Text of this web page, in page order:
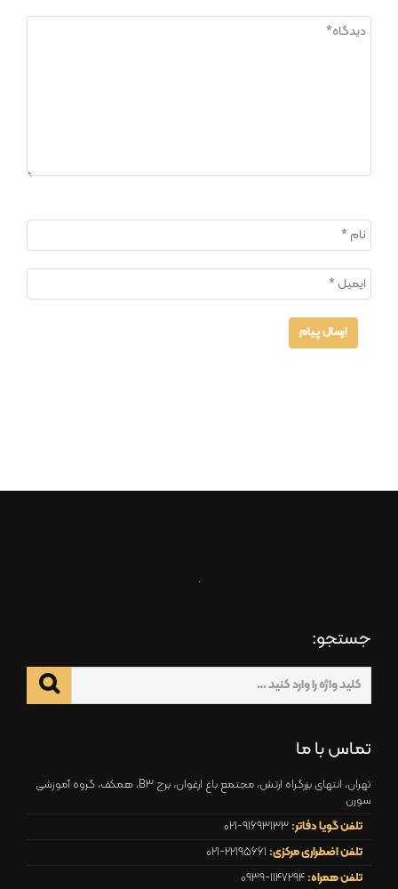
جستجو:
تماس با ما
تهران، انتهای بزرگراه ارتش، مجتمع باغ ارغوان، برج B3، همکف، گروه آموزشی
سورن
تلفن گویا دفاتر:
تلفن اضطراری مرکزی:
تلفن همراه: